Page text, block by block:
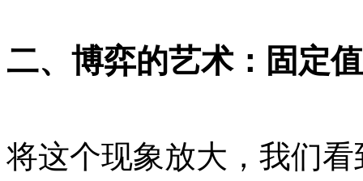
二、博弈的艺术：固定
将这个现象放大，我们